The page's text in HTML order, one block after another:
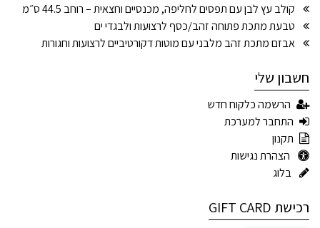
קולב עץ לבן עם תפסים לחליפה, מכנסיים וחצאית – רוחב 44.5 ס״מ
טבעת מתכת פתוחה זהב/כסף לרצועות ולבגדי ים
אבזם מתכת זהב מלבני עם מוטות דקורטיביים לרצועות וחגורות
חשבון שלי
הרשמה כלקוח חדש
התחבר למערכת
תקנון
הצהרת נגישות
בלוג
רכישת GIFT CARD